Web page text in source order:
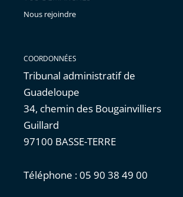
Nous rejoindre
COORDONNÉES
Tribunal administratif de
Guadeloupe
34, chemin des Bougainvilliers
Guillard
97100 BASSE-TERRE
Téléphone : 05 90 38 49 00